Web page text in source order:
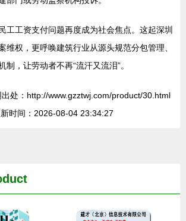
工工资支付问题再度成为社会焦点。这起深圳
维权，更呼唤建筑行业从源头规范分包管理、
制，让劳动者不再“流汗又流泪”。
处：http://www.gzztwj.com/product/30.html
时间：2026-08-04 23:34:27